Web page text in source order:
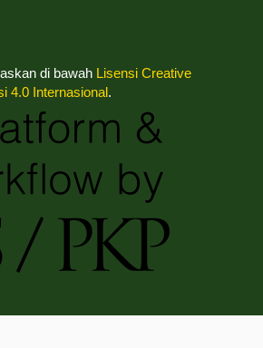
di bawah Lisensi Creative
4.0 Internasional.